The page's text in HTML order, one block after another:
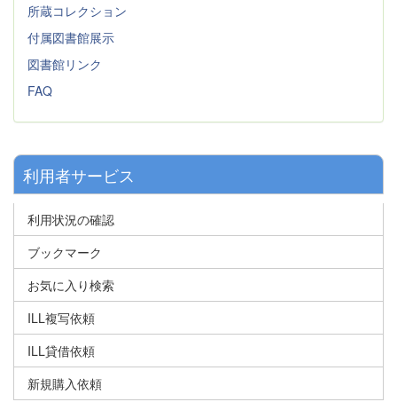
所蔵コレクション
付属図書館展示
図書館リンク
FAQ
利用者サービス
利用状況の確認
ブックマーク
お気に入り検索
ILL複写依頼
ILL貸借依頼
新規購入依頼